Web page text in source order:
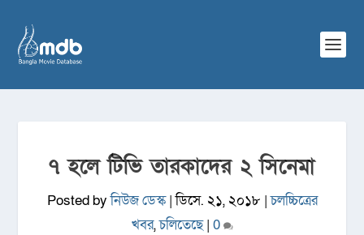
৭ হলে টিভি তারকাদের ২ সিনেমা
Posted byনিউজ ডেস্ক|ডিসে. ২১, ২০১৮ |চলচ্চিত্রের
খবর,চলিতেছে| 0